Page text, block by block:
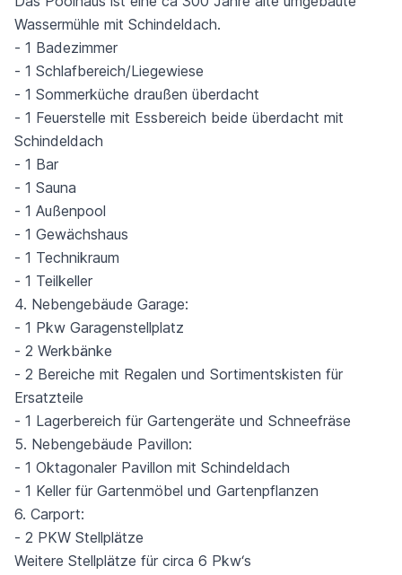
Wassermühle mit Schindeldach.
- 1 Badezimmer
- 1 Schlafbereich/Liegewiese
- 1 Sommerküche draußen überdacht
- 1 Feuerstelle mit Essbereich beide überdacht mit
Schindeldach
- 1 Bar
- 1 Sauna
- 1 Außenpool
- 1 Gewächshaus
- 1 Technikraum
- 1 Teilkeller
4. Nebengebäude Garage:
- 1 Pkw Garagenstellplatz
- 2 Werkbänke
- 2 Bereiche mit Regalen und Sortimentskisten für
Ersatzteile
- 1 Lagerbereich für Gartengeräte und Schneefräse
5. Nebengebäude Pavillon:
- 1 Oktagonaler Pavillon mit Schindeldach
- 1 Keller für Gartenmöbel und Gartenpflanzen
6. Carport:
- 2 PKW Stellplätze
Weitere Stellplätze für circa 6 Pkw‘s